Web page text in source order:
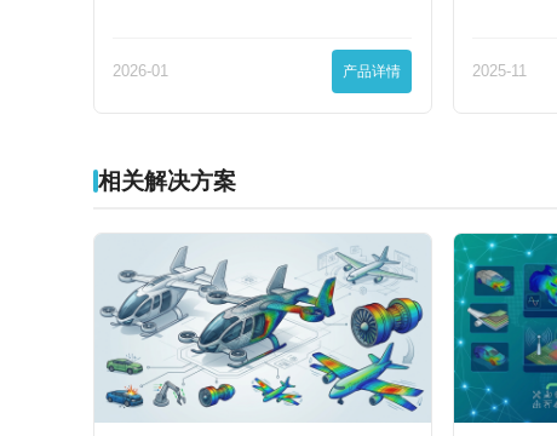
2026-01 产品详情 2025-11
相关解决方案